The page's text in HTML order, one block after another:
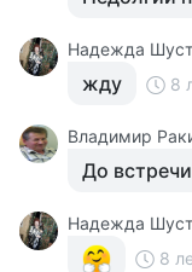
Надежда
жду 8
Владимир
До
Надежда
8